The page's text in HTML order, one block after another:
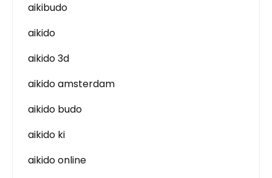
aikibudo
aikido
aikido 3d
aikido amsterdam
aikido budo
aikido ki
aikido online